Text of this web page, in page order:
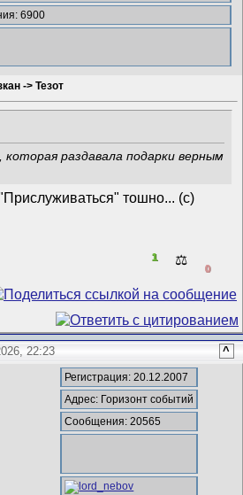
6900
-> Тезот
раздавала подарки верным
тошно... (с)
1 ⚖️
0
22:23 ^
Регистрация: 20.12.2007
Адрес: Горизонт событий
Сообщения: 20565